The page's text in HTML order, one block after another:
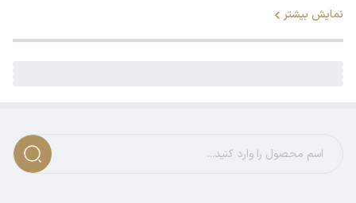
نمایش بیشتر